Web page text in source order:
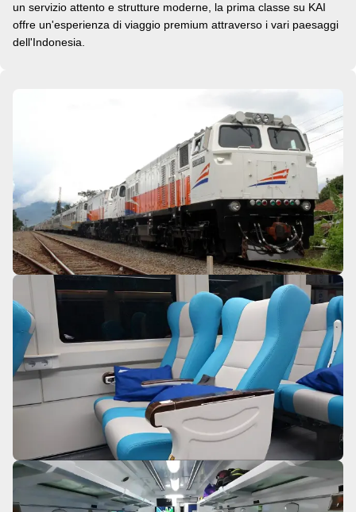
un servizio attento e strutture moderne, la prima classe su KAI
offre un'esperienza di viaggio premium attraverso i vari paesaggi
dell'Indonesia.